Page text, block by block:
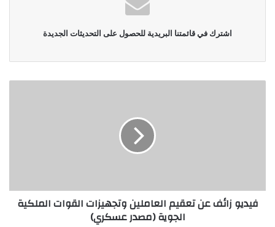
اشترك في قائمتنا البريدية للحصول على التحديثات الجديدة
فيديو زائف عن تعقيم العاملين وتجهيزات القوات الملكية
الجوية (مصدر عسكري)